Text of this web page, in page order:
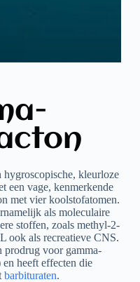
kleurloze
een vage, kenmerkende
met vier koolstofatomen.
als moleculaire
stoffen, zoals methyl-2-
ook als recreatieve CNS.
prodrug voor gamma-
heeft effecten die
barbituraten.